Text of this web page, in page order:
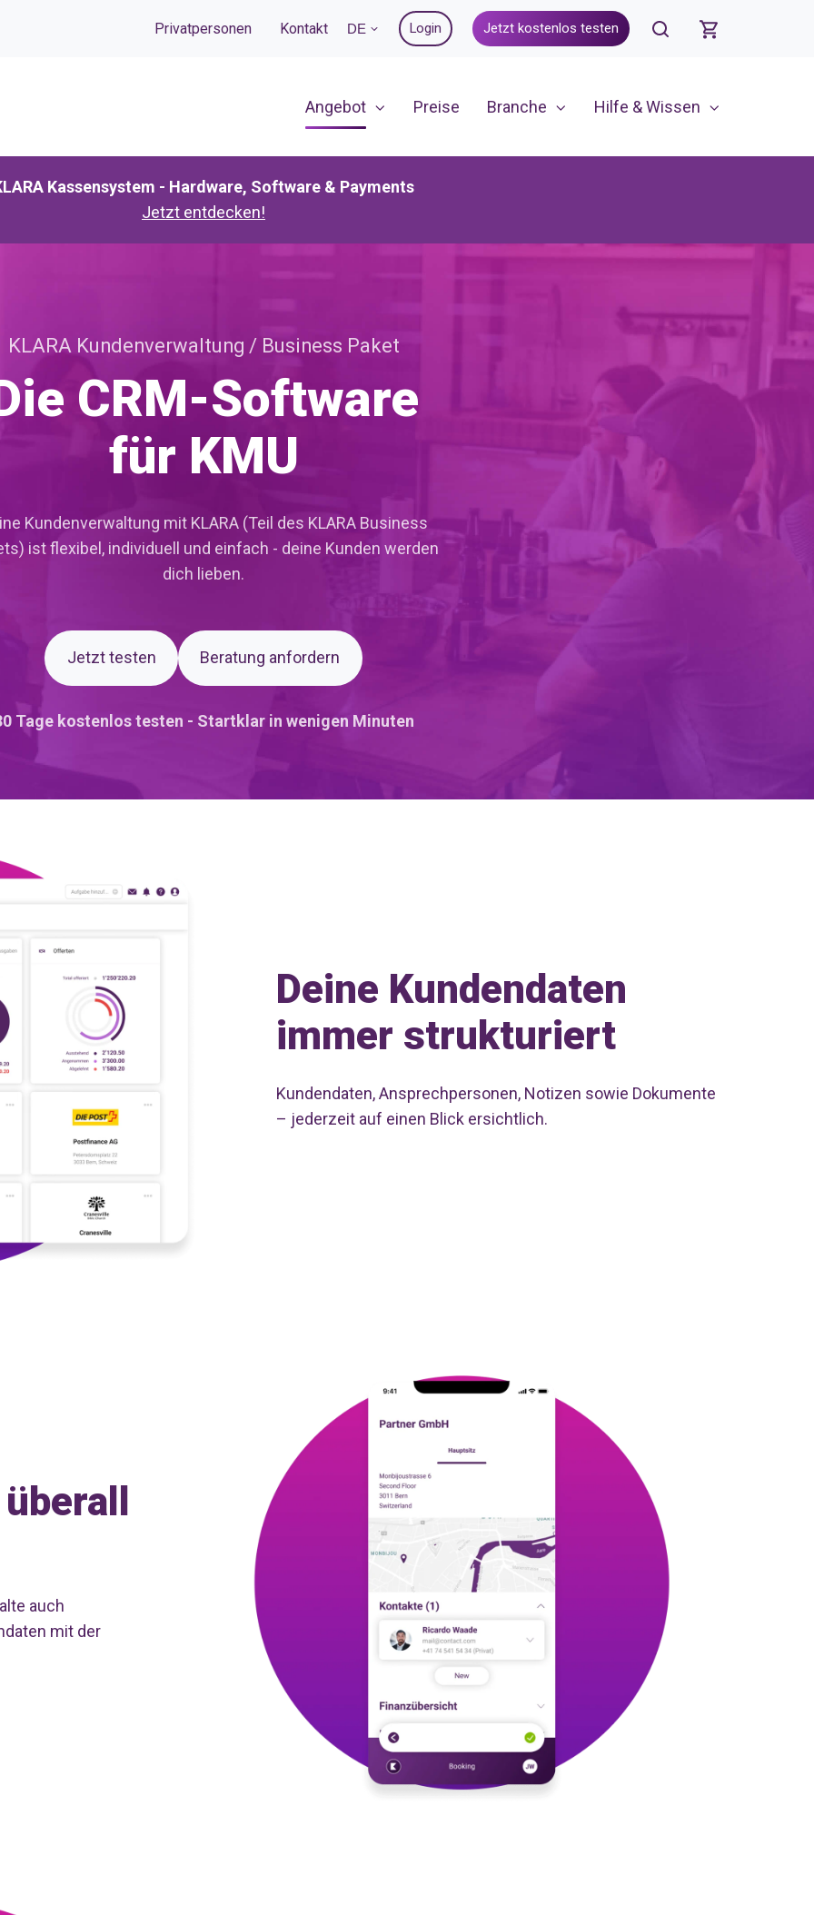
Privatpersonen Kontakt DE Login Jetzt kostenlos testen
Angebot Preise Branche Hilfe & Wissen
Kassensystem - Hardware, Software & Payments
Jetzt entdecken!
KLARA Kundenverwaltung / Business Paket
CRM-Software
für KMU
Kundenverwaltung mit KLARA (Teil des KLARA Business
ist flexibel, individuell und einfach - deine Kunden werden
dich lieben.
Jetzt testen Beratung anfordern
Tage kostenlos testen - Startklar in wenigen Minuten
Deine Kundendaten
immer strukturiert
Kundendaten, Ansprechpersonen, Notizen sowie Dokumente
– jederzeit auf einen Blick ersichtlich.
auch
mit der